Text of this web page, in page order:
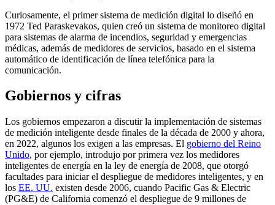
Curiosamente, el primer sistema de medición digital lo diseñó en
1972 Ted Paraskevakos, quien creó un sistema de monitoreo digital
para sistemas de alarma de incendios, seguridad y emergencias
médicas, además de medidores de servicios, basado en el sistema
automático de identificación de línea telefónica para la
comunicación.
Gobiernos y cifras
Los gobiernos empezaron a discutir la implementación de sistemas
de medición inteligente desde finales de la década de 2000 y ahora,
en 2022, algunos los exigen a las empresas. El gobierno del Reino
Unido, por ejemplo, introdujo por primera vez los medidores
inteligentes de energía en la ley de energía de 2008, que otorgó
facultades para iniciar el despliegue de medidores inteligentes, y en
los EE. UU. existen desde 2006, cuando Pacific Gas & Electric
(PG&E) de California comenzó el despliegue de 9 millones de